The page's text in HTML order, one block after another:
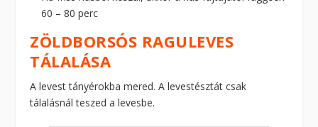
60 – 80 perc
ZÖLDBORSÓS RAGULEVES
TÁLALÁSA
A levest tányérokba mered. A levestésztát csak
tálalásnál teszed a levesbe.